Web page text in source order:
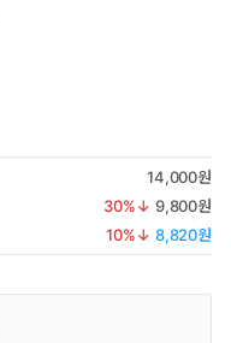
14,000원
30%↓ 9,800원
10%↓ 8,820원